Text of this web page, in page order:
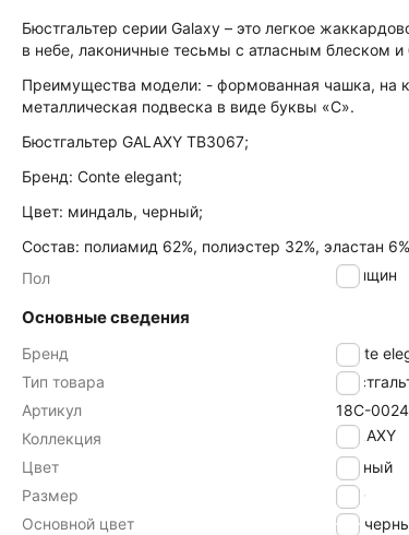
Бюстгальтер серии Galaxy – это легкое
в небе, лаконичные тесьмы с атласным блеском и
Преимущества модели: - формованная чашка, на
металлическая подвеска в виде буквы «С».
Бюстгальтер GALAXY TB3067;
Бренд: Conte elegant;
Цвет: миндаль, черный;
Состав: полиамид 62%, полиэстер 32%, эластан
Пол
женщин
Основные сведения
Бренд
Conte
Тип товара
Артикул
18С-
Коллекция
GALAXY
Цвет
черный
Размер
70D
Основной цвет